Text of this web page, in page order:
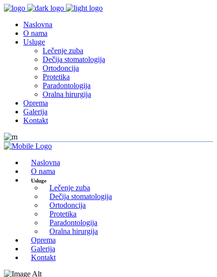
Naslovna
O nama
Usluge
Lečenje zuba
Dečija stomatologija
Ortodoncija
Protetika
Paradontologija
Oralna hirurgija
Oprema
Galerija
Kontakt
Naslovna
O nama
Usluge
Lečenje zuba
Dečija stomatologija
Ortodoncija
Protetika
Paradontologija
Oralna hirurgija
Oprema
Galerija
Kontakt